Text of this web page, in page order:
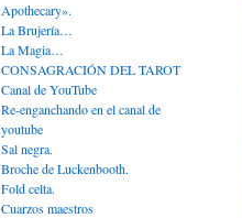
Apothecary».
La Brujería…
La Magia…
CONSAGRACIÓN DEL TAROT
Canal de YouTube
Re-enganchando en el canal de
youtube
Sal negra.
Broche de Luckenbooth.
Fold celta.
Cuarzos maestros